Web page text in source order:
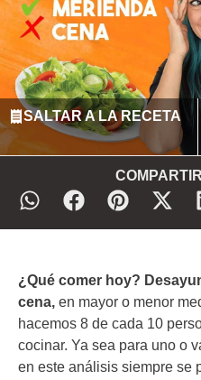
SALTAR A LA RECETA
¿Qué comer hoy?
cena, en mayor o menor
hacemos 8 de cada 10
cocinar. Ya sea para uno o
en este análisis siempre se